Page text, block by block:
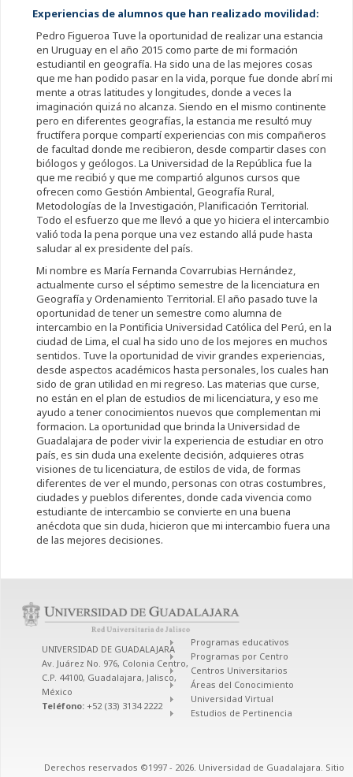
Experiencias de alumnos que han realizado movilidad:
Pedro Figueroa Tuve la oportunidad de realizar una estancia
en Uruguay en el año 2015 como parte de mi formación
estudiantil en geografía. Ha sido una de las mejores cosas
que me han podido pasar en la vida, porque fue donde abrí mi
mente a otras latitudes y longitudes, donde a veces la
imaginación quizá no alcanza. Siendo en el mismo continente
pero en diferentes geografías, la estancia me resultó muy
fructífera porque compartí experiencias con mis compañeros
de facultad donde me recibieron, desde compartir clases con
biólogos y geólogos. La Universidad de la República fue la
que me recibió y que me compartió algunos cursos que
ofrecen como Gestión Ambiental, Geografía Rural,
Metodologías de la Investigación, Planificación Territorial.
Todo el esfuerzo que me llevó a que yo hiciera el intercambio
valió toda la pena porque una vez estando allá pude hasta
saludar al ex presidente del país.
Mi nombre es María Fernanda Covarrubias Hernández,
actualmente curso el séptimo semestre de la licenciatura en
Geografía y Ordenamiento Territorial. El año pasado tuve la
oportunidad de tener un semestre como alumna de
intercambio en la Pontificia Universidad Católica del Perú, en la
ciudad de Lima, el cual ha sido uno de los mejores en muchos
sentidos. Tuve la oportunidad de vivir grandes experiencias,
desde aspectos académicos hasta personales, los cuales han
sido de gran utilidad en mi regreso. Las materias que curse,
no están en el plan de estudios de mi licenciatura, y eso me
ayudo a tener conocimientos nuevos que complementan mi
formacion. La oportunidad que brinda la Universidad de
Guadalajara de poder vivir la experiencia de estudiar en otro
país, es sin duda una exelente decisión, adquieres otras
visiones de tu licenciatura, de estilos de vida, de formas
diferentes de ver el mundo, personas con otras costumbres,
ciudades y pueblos diferentes, donde cada vivencia como
estudiante de intercambio se convierte en una buena
anécdota que sin duda, hicieron que mi intercambio fuera una
de las mejores decisiones.
UNIVERSIDAD DE GUADALAJARA
Av. Juárez No. 976, Colonia Centro,
C.P. 44100, Guadalajara, Jalisco,
México
Teléfono: +52 (33) 3134 2222
Programas educativos
Programas por Centro
Centros Universitarios
Áreas del Conocimiento
Universidad Virtual
Estudios de Pertinencia
Derechos reservados ©1997 - 2026. Universidad de Guadalajara. Sitio